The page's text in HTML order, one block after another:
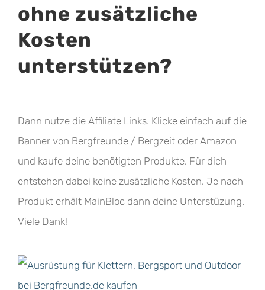
ohne zusätzliche
Kosten
unterstützen?
Dann nutze die Affiliate Links. Klicke einfach auf die
Banner von Bergfreunde / Bergzeit oder Amazon
und kaufe deine benötigten Produkte. Für dich
entstehen dabei keine zusätzliche Kosten. Je nach
Produkt erhält MainBloc dann deine Unterstüzung.
Viele Dank!